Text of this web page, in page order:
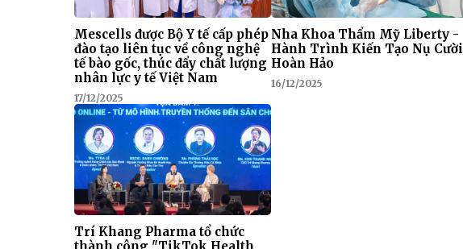
Mescells được Bộ Y tế cấp phép
đào tạo liên tục về công nghệ
tế bào gốc, thúc đẩy chất lượng
nhân lực y tế Việt Nam
17/12/2025
Nha Khoa Thẩm Mỹ Liberty -
Hành Trình Kiến Tạo Nụ Cười
Hoàn Hảo
16/12/2025
Trí Khang Pharma tổ chức
thành công "TikTok Health